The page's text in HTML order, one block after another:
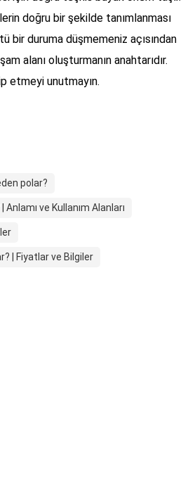
doğru bir şekilde tanımlanması
bir duruma düşmemeniz açısından
alanı oluşturmanın anahtarıdır.
etmeyi unutmayın.
polar?
Anlamı ve Kullanım Alanları
| Fiyatlar ve Bilgiler